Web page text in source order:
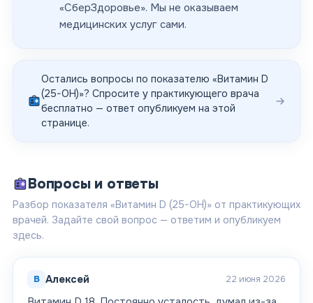
«СберЗдоровье». Мы не оказываем
медицинских услуг сами.
Остались вопросы по показателю «Витамин D
(25-OH)»? Спросите у практикующего врача
бесплатно — ответ опубликуем на этой
странице.
Вопросы и ответы
Разбор показателя «Витамин D (25-OH)» от практикующих
врачей. Задайте свой вопрос — ответим и опубликуем
здесь.
В Алексей 22 июня 2026